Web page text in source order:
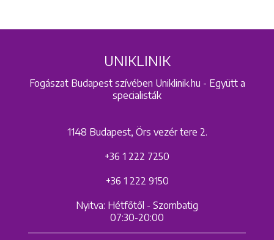
UNIKLINIK
Fogászat Budapest szívében Uniklinik.hu - Együtt a
specialisták
1148 Budapest, Örs vezér tere 2.
+36 1 222 7250
+36 1 222 9150
Nyitva: Hétfőtől - Szombatig
07:30-20:00